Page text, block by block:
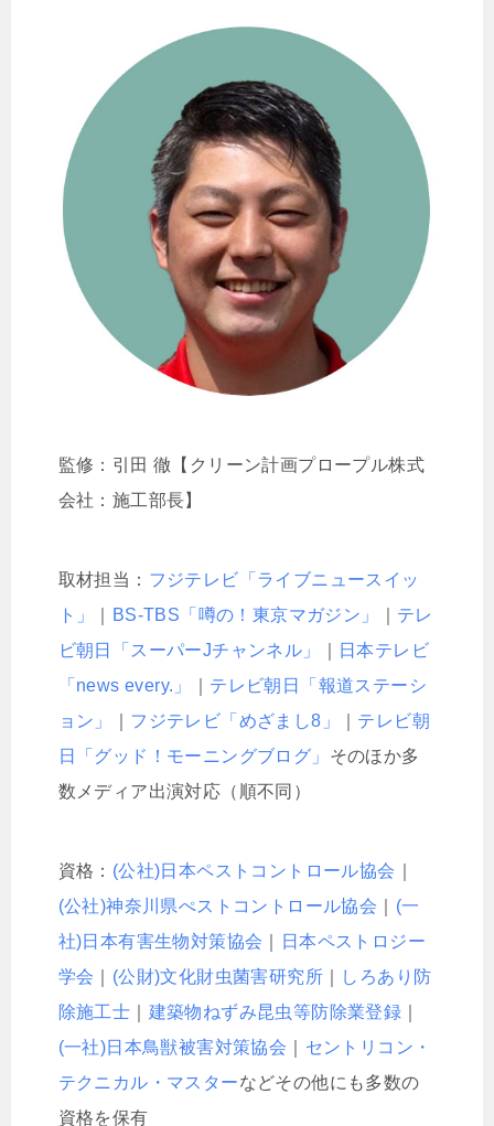
監修：引田 徹【クリーン計画プロープル株式
会社：施工部長】
取材担当： フジテレビ「ライブニュースイッ
ト」
BS-TBS「噂の！東京マガジン」
テレ
ビ朝日「スーパーJチャンネル」
日本テレビ
「news every.」
テレビ朝日「報道ステーシ
ョン」
フジテレビ「めざまし8」
テレビ朝
日「グッド！モーニングブログ」 そのほか多
数メディア出演対応（順不同）
資格： (公社)日本ペストコントロール協会
(公社)神奈川県ぺストコントロール協会
(一
社)日本有害生物対策協会
日本ペストロジー
学会
(公財)文化財虫菌害研究所
しろあり防
除施工士
建築物ねずみ昆虫等防除業登録
(一社)日本鳥獣被害対策協会
セントリコン・
テクニカル・マスターなどその他にも多数の
資格を保有